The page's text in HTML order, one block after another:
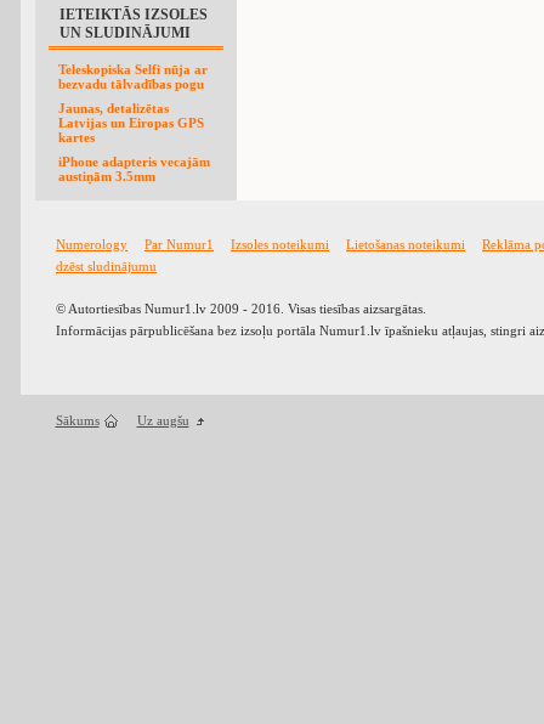
IETEIKTĀS IZSOLES
UN SLUDINĀJUMI
Teleskopiska Selfi nūja ar
bezvadu tālvadības pogu
Jaunas, detalizētas
Latvijas un Eiropas GPS
kartes
iPhone adapteris vecajām
austiņām 3.5mm
Numerology Par Numur1 Izsoles noteikumi Lietošanas noteikumi
Reklāma
dzēst sludinājumu
© Autortiesības Numur1.lv 2009 - 2016. Visas tiesības aizsargātas.
Informācijas pārpublicēšana bez izsoļu portāla Numur1.lv īpašnieku atļaujas, stingri
Sākums Uz augšu